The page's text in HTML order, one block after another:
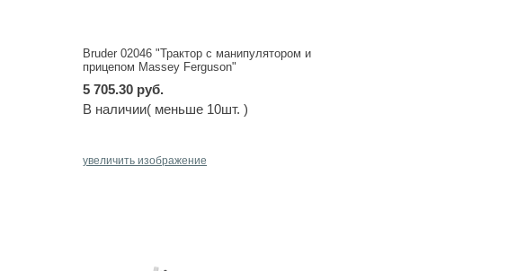
Bruder 02046 "Трактор c манипулятором и
прицепом Massey Ferguson"
5 705.30 руб.
В наличии( меньше 10шт. )
увеличить изображение